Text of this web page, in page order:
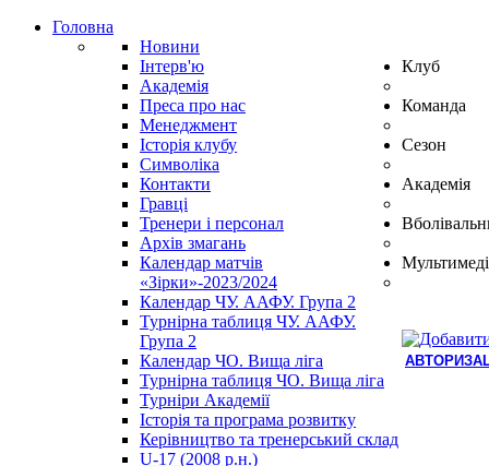
Головна
Новини
Інтерв'ю
Академія
Преса про нас
Клуб
Менеджмент
Історія клубу
Символіка
Контакти
Команда
Гравці
Тренери і персонал
Архів змагань
Сезон
Календар матчів
«Зірки»-2023/2024
Календар ЧУ. ААФУ. Група 2
Турнірна таблиця ЧУ. ААФУ.
Група 2
Календар ЧО. Вища ліга
Турнірна таблиця ЧО. Вища ліга
Академія
Турніри Академії
Історія та програма розвитку
Керівництво та тренерський склад
U-17 (2008 р.н.)